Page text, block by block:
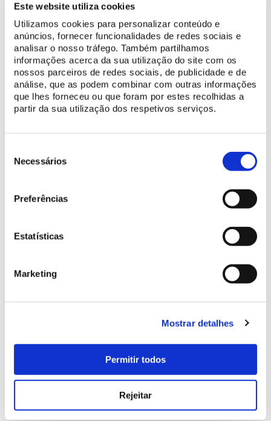
Este website utiliza cookies
Utilizamos cookies para personalizar conteúdo e
anúncios, fornecer funcionalidades de redes sociais e
analisar o nosso tráfego. Também partilhamos
informações acerca da sua utilização do site com os
nossos parceiros de redes sociais, de publicidade e de
análise, que as podem combinar com outras informações
que lhes forneceu ou que foram por estes recolhidas a
partir da sua utilização dos respetivos serviços.
Necessários
Preferências
Estatísticas
Marketing
Mostrar detalhes
Permitir todos
Rejeitar
Guias e profissionais
de Turismo
Através destas sessões formativas, a Parques de Sintra promove
a transmissão e a renovação de conhecimentos, bem como a
efetuadas por estes profissionais no património sob a sua
gestão.
Bernardo Chaves e Mariana Schedel